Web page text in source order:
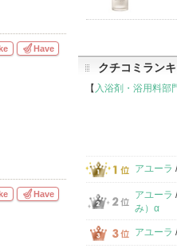
Have
Have
クチコミラン
【 入浴剤・浴用料部
アユーラ
アユーラ
み）α
アユーラ